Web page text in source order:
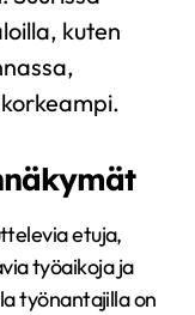
kuten
etuja,
työaikoja ja
työnantajilla on